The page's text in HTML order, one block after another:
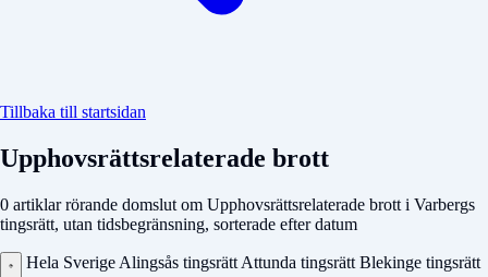
Tillbaka till startsidan
Upphovsrättsrelaterade brott
0 artiklar rörande domslut om Upphovsrättsrelaterade brott i Varbergs
tingsrätt, utan tidsbegränsning, sorterade efter datum
Hela Sverige Alingsås tingsrätt Attunda tingsrätt Blekinge tingsrätt